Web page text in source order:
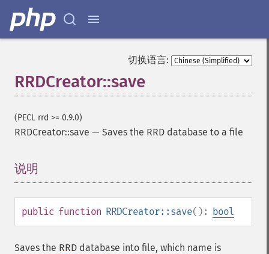
切换语言:
RRDCreator::save
(PECL rrd >= 0.9.0)
RRDCreator::save — Saves the RRD database to a file
说明
public function RRDCreator::save(): bool
Saves the RRD database into file, which name is